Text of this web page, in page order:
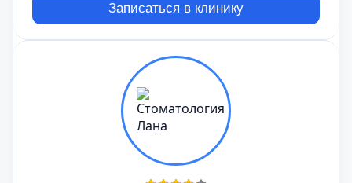
Записаться в клинику